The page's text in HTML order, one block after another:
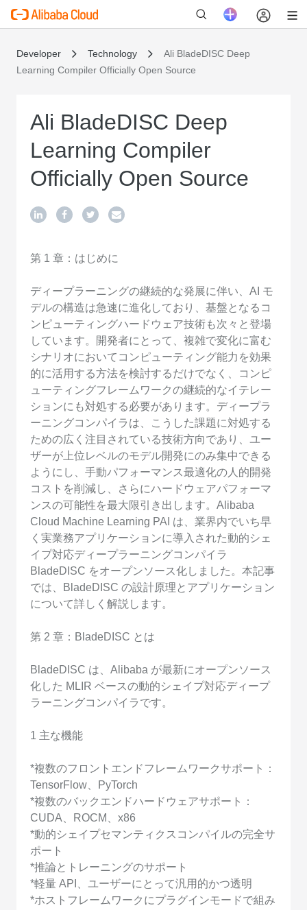
Developer Technology
Ali BladeDISC Deep
Learning Compiler Officially Open Source
Ali BladeDISC Deep
Learning Compiler
Officially Open Source
第 1 章：はじめに
ディープラーニングの継続的な発展に伴い、AI モ
デルの構造は急速に進化しており、基盤となるコ
ンピューティングハードウェア技術も次々と登場
しています。開発者にとって、複雑で変化に富む
シナリオにおいてコンピューティング能力を効果
的に活用する方法を検討するだけでなく、コンピ
ューティングフレームワークの継続的なイテレー
ションにも対処する必要があります。ディープラ
ーニングコンパイラは、こうした課題に対処する
ための広く注目されている技術方向であり、ユー
ザーが上位レベルのモデル開発にのみ集中できる
ようにし、手動パフォーマンス最適化の人的開発
コストを削減し、さらにハードウェアパフォーマ
ンスの可能性を最大限引き出します。Alibaba
Cloud Machine Learning PAI は、業界内でいち早
く実業務アプリケーションに導入された動的シェ
イプ対応ディープラーニングコンパイラ
BladeDISC をオープンソース化しました。本記事
では、BladeDISC の設計原理とアプリケーション
について詳しく解説します。
第 2 章：BladeDISC とは
BladeDISC は、Alibaba が最新にオープンソース
化した MLIR ベースの動的シェイプ対応ディープ
ラーニングコンパイラです。
1 主な機能
*複数のフロントエンドフレームワークサポート：
TensorFlow、PyTorch
*複数のバックエンドハードウェアサポート：
CUDA、ROCM、x86
*動的シェイプセマンティクスコンパイルの完全サ
ポート
*推論とトレーニングのサポート
*軽量 API、ユーザーにとって汎用的かつ透明
*ホストフレームワークにプラグインモードで組み